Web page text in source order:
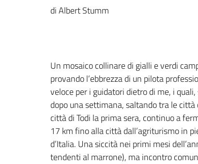
di Albert Stumm
Un mosaico collinare di gialli e verdi
provando l’ebbrezza di un pilota
veloce per i guidatori dietro di me, i
dopo una settimana, saltando tra le
città di Todi la prima sera, continuo a
17 km fino alla città dall’agriturismo in
d’Italia. Una siccità nei primi mesi
tendenti al marrone), ma incontro